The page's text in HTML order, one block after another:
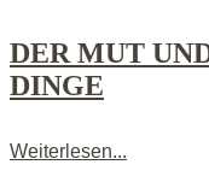
DER MUT
DINGE
Weiterlesen...